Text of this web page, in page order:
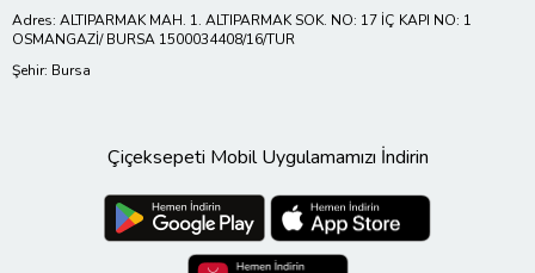
Adres: ALTIPARMAK MAH. 1. ALTIPARMAK SOK. NO: 17 İÇ KAPI NO: 1
OSMANGAZİ/ BURSA 1500034408/16/TUR
Şehir: Bursa
Çiçeksepeti Mobil Uygulamamızı İndirin